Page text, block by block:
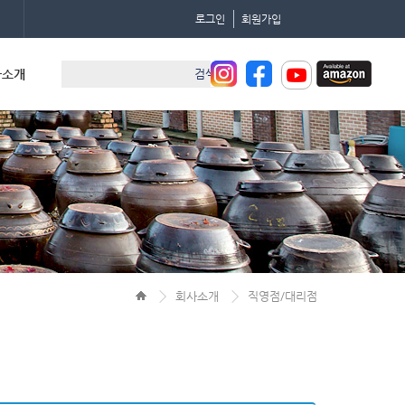
로그인 회원가입
개 검색
회사소개 직영점/대리점